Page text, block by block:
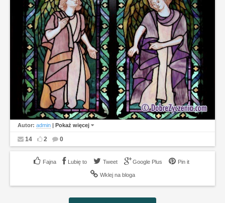
Autor: admin | Pokaż więcej
14 2 0
Lubię to Tweet Google Plus Pin it
Wklej na bloga